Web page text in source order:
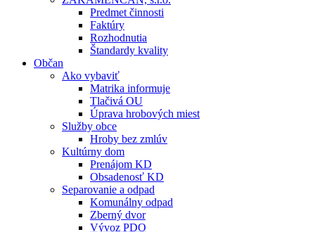
Predmet činnosti
Faktúry
Rozhodnutia
Štandardy kvality
Občan
Ako vybaviť
Matrika informuje
Tlačivá OU
Úprava hrobových miest
Služby obce
Hroby bez zmlúv
Kultúrny dom
Prenájom KD
Obsadenosť KD
Separovanie a odpad
Komunálny odpad
Zberný dvor
Vývoz PDO